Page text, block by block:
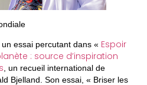
essai percutant dans « Espoir
: source d’inspiration
, un recueil international de
Bjelland. Son essai, « Briser les